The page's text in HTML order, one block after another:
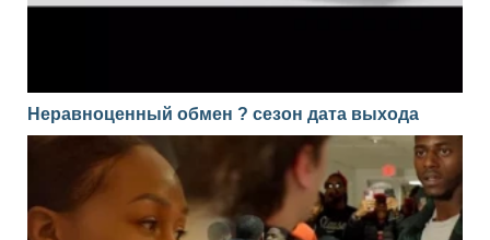
Неравноценный обмен ? сезон дата выхода